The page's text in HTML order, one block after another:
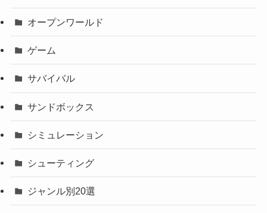
オープンワールド
ゲーム
サバイバル
サンドボックス
シミュレーション
シューティング
ジャンル別20選